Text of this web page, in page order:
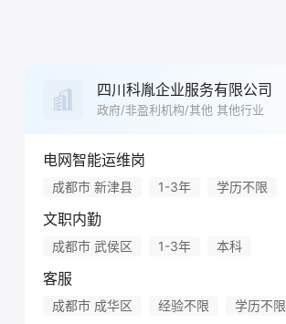
四川科胤企业服务有限公司
政府/非盈利机构/其他 其他行业
电网智能运维岗
成都市 新津县 1-3年 学历不限
文职内勤
成都市 武侯区 1-3年 本科
客服
成都市 成华区 经验不限 学历不限